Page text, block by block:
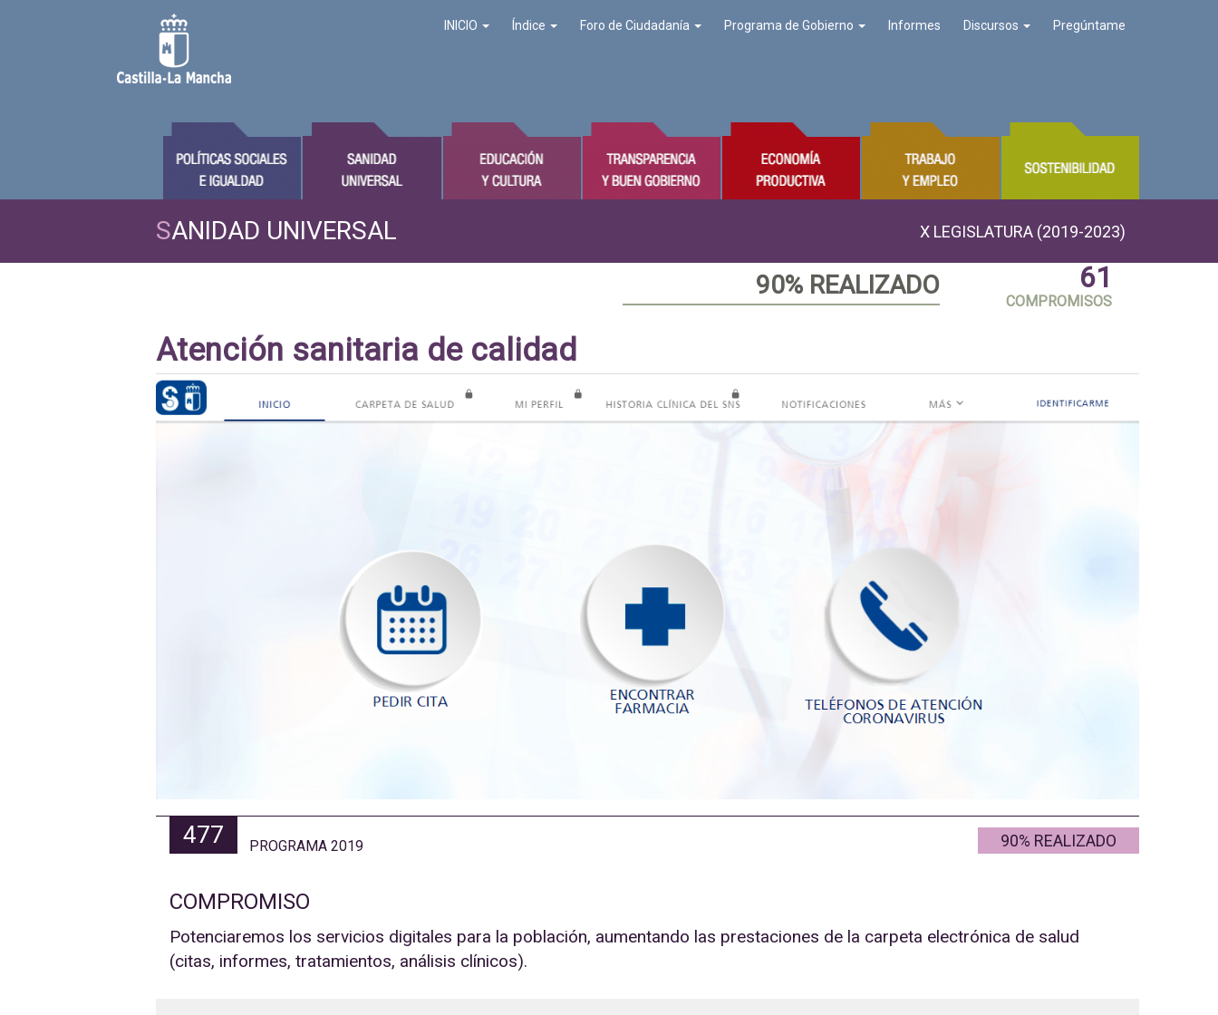
INICIO Índice Foro de Ciudadanía Programa de Gobierno Informes Discursos Pregúntame
SANIDAD UNIVERSAL X LEGISLATURA (2019-2023)
90% REALIZADO 61
COMPROMISOS
Atención sanitaria de calidad
477 PROGRAMA 2019 90% REALIZADO
COMPROMISO
Potenciaremos los servicios digitales para la población, aumentando las prestaciones de la carpeta electrónica de salud
(citas, informes, tratamientos, análisis clínicos).